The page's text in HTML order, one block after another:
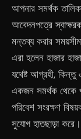
আপনার সমর্থক
আবেদনপত্রে
মন্তব্য করার
এরা হলেন হাজার
যথেষ্ট আগ্রহী, কিন্তু
একজন সমর্থক থেকে
পরিবেশ সংরক্ষণ
সুযোগ হাতছাড়া করে।